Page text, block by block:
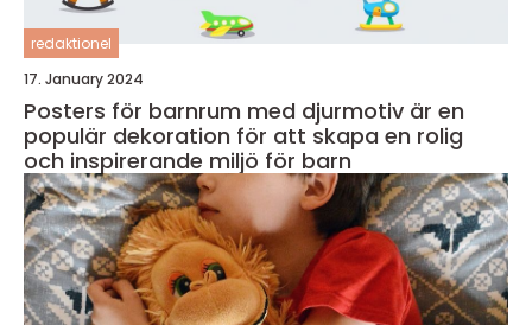
redaktionel
17. January 2024
Posters för barnrum med djurmotiv är en
populär dekoration för att skapa en rolig
och inspirerande miljö för barn